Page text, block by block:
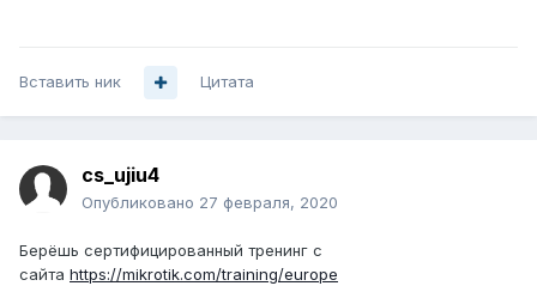
Вставить ник Цитата
cs_ujiu4
Опубликовано 27 февраля, 2020
Берёшь сертифицированный тренинг с
сайта https://mikrotik.com/training/europe